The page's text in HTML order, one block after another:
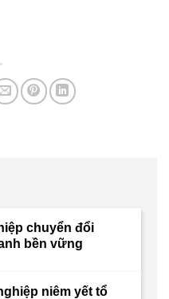
chuyển đổi
bền vững
niêm yết tổ